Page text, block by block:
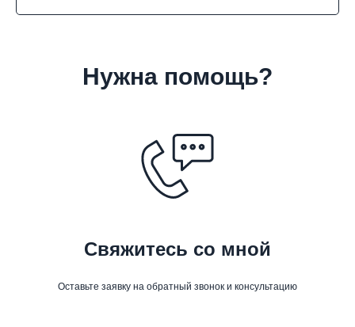
Нужна помощь?
Свяжитесь со мной
Оставьте заявку на обратный звонок и консультацию